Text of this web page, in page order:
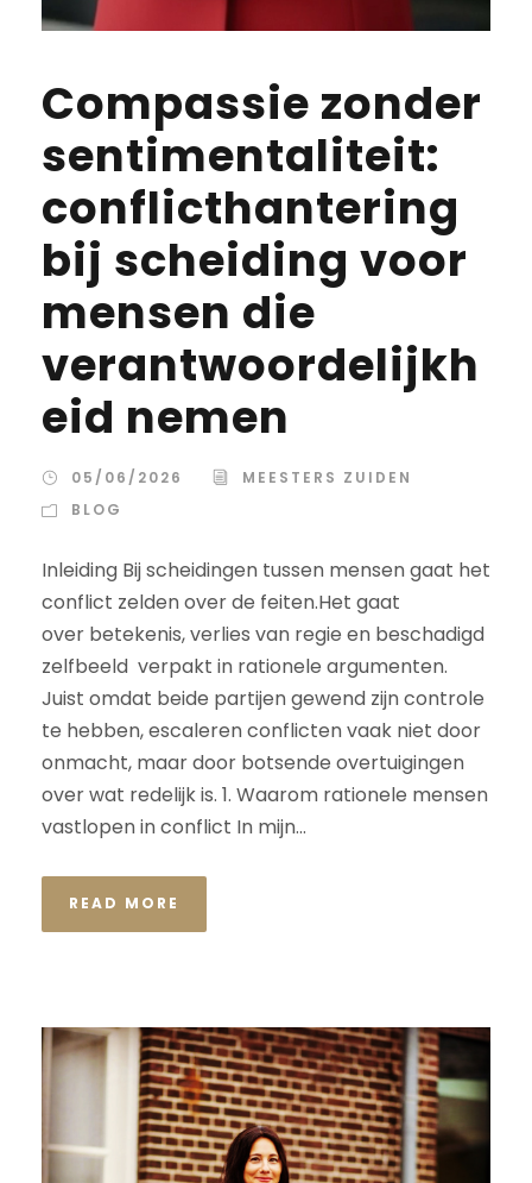
Compassie zonder
sentimentaliteit:
conflicthantering
bij scheiding voor
mensen die
verantwoordelijkh
eid nemen
05/06/2026
MEESTERS ZUIDEN
BLOG
Inleiding Bij scheidingen tussen mensen gaat het
conflict zelden over de feiten.Het gaat
over betekenis, verlies van regie en beschadigd
zelfbeeld verpakt in rationele argumenten.
Juist omdat beide partijen gewend zijn controle
te hebben, escaleren conflicten vaak niet door
onmacht, maar door botsende overtuigingen
over wat redelijk is. 1. Waarom rationele mensen
vastlopen in conflict In mijn...
READ MORE